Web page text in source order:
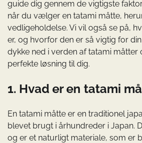
guide dig gennem de vigtigste
når du vælger en tatami måtte,
vedligeholdelse. Vi vil også se på,
er, og hvorfor den er så vigtig for
dykke ned i verden af tatami måtter
perfekte løsning til dig.
1. Hvad er en tatami
En tatami måtte er en traditionel
blevet brugt i århundreder i Japan.
og er et naturligt materiale, som er